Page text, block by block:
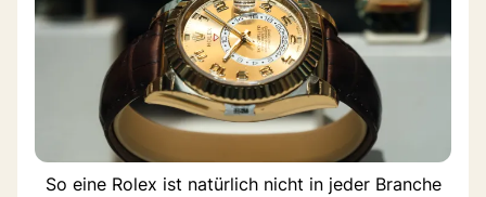
So eine Rolex ist natürlich nicht in jeder Branche